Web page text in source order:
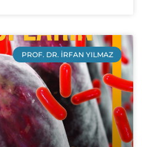
PROF. DR. İRFAN YILMAZ